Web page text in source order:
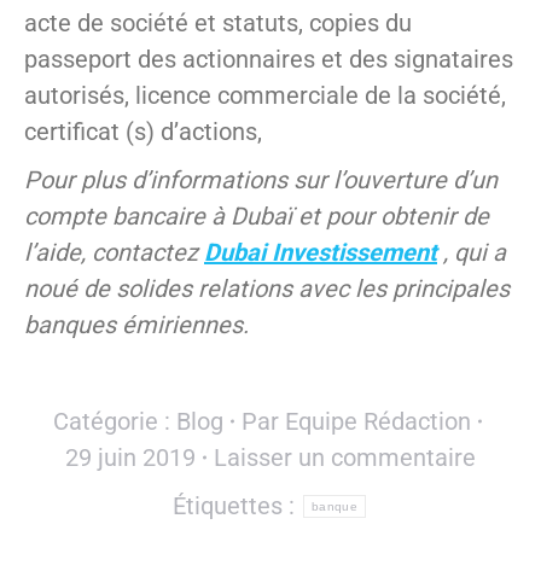
acte de société et statuts, copies du
passeport des actionnaires et des signataires
autorisés, licence commerciale de la société,
certificat (s) d’actions,
Pour plus d’informations sur l’ouverture d’un
compte bancaire à Dubaï et pour obtenir de
l’aide, contactezDubai Investissement, qui a
noué de solides relations avec les principales
banques émiriennes.
Catégorie : Blog Par Equipe Rédaction
29 juin 2019
Laisser un commentaire
Étiquettes :
banque